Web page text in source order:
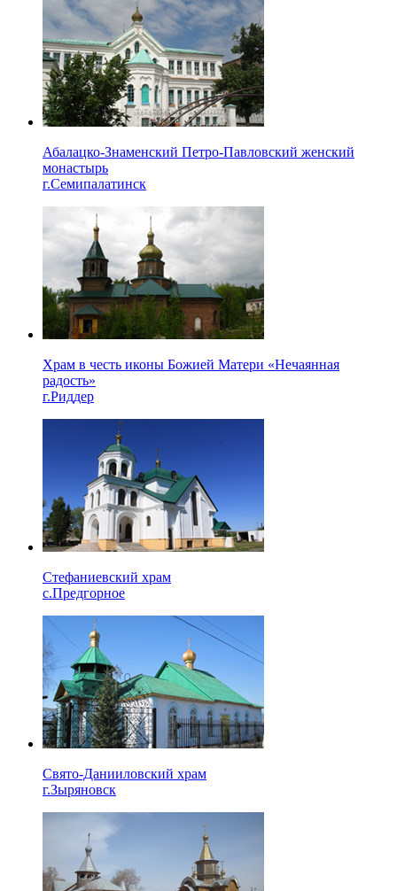
Абалацко-Знаменский Петро-Павловский женский
монастырь
г.Семипалатинск
Храм в честь иконы Божией Матери «Нечаянная
радость»
г.Риддер
Стефаниевский храм
с.Предгорное
Свято-Данииловский храм
г.Зыряновск